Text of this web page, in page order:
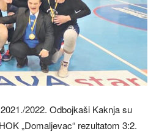
2022. Odbojkaši Kaknja su
„Domaljevac“ rezultatom 3:2.